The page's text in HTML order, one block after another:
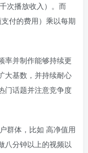
次播放收入）。而
付的费用）乘以每期
率并制作能够持续更
大基数，并持续耐心
门话题并注意竞争度
群体，比如 高净值用
八分钟以上的视频以